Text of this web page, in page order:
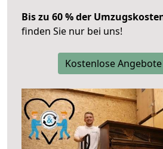
Bis zu 60 % der
finden Sie nur bei uns!
Kostenlose